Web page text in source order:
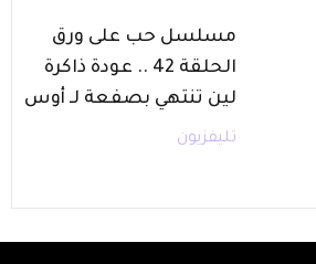
مسلسل حب على ورق
الحلقة 42 .. عودة ذاكرة
لين تنتهي بصفعة لـ أوس
تليفزيون